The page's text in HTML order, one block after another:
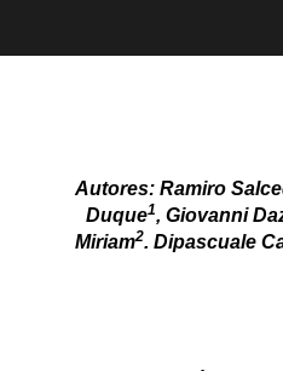
Autores: Ramiro
Duque1, Giovanni
Miriam2. Dipascuale